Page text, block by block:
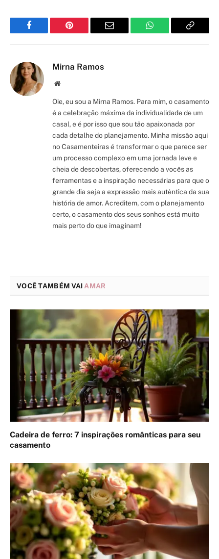
Facebook Pinterest Email WhatsApp Copy
Mirna Ramos
Site/Blog
Oie, eu sou a Mirna Ramos. Para mim, o casamento
é a celebração máxima da individualidade de um
casal, e é por isso que sou tão apaixonada por
cada detalhe do planejamento. Minha missão aqui
no Casamenteiras é transformar o que parece ser
um processo complexo em uma jornada leve e
cheia de descobertas, oferecendo a vocês as
ferramentas e a inspiração necessárias para que o
grande dia seja a expressão mais autêntica da sua
história de amor. Acreditem, com o planejamento
certo, o casamento dos seus sonhos está muito
mais perto do que imaginam!
VOCÊ TAMBÉM VAI AMAR
Cadeira de ferro: 7 inspirações românticas para seu
casamento